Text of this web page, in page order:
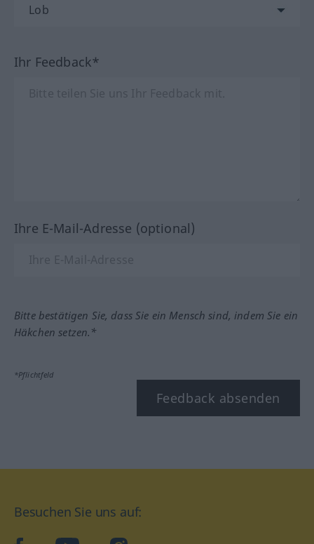
Ihr Feedback*
Ihre E-Mail-Adresse (optional)
Bitte bestätigen Sie, dass Sie ein Mensch sind, indem Sie ein
Häkchen setzen.*
*Pflichtfeld
Feedback absenden
Besuchen Sie uns auf: